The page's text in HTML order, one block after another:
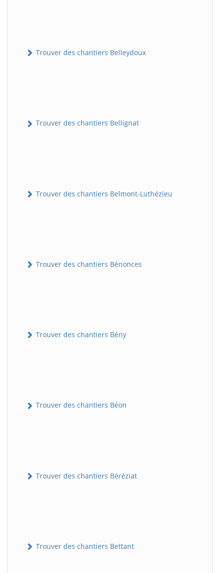
Trouver des chantiers Belleydoux
Trouver des chantiers Bellignat
Trouver des chantiers Belmont-Luthézieu
Trouver des chantiers Bénonces
Trouver des chantiers Bény
Trouver des chantiers Béon
Trouver des chantiers Béréziat
Trouver des chantiers Bettant